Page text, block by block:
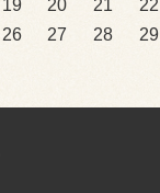
19 20 21
22
26 27 28
29